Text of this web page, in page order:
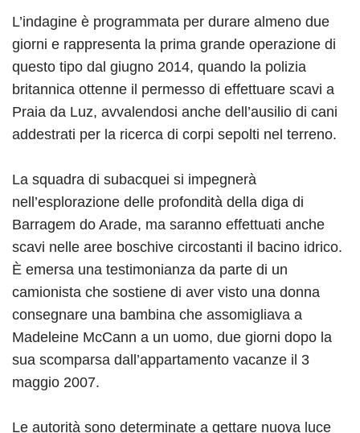
L’indagine è programmata per durare almeno due
giorni e rappresenta la prima grande operazione di
questo tipo dal giugno 2014, quando la polizia
britannica ottenne il permesso di effettuare scavi a
Praia da Luz, avvalendosi anche dell’ausilio di cani
addestrati per la ricerca di corpi sepolti nel terreno.
La squadra di subacquei si impegnerà
nell’esplorazione delle profondità della diga di
Barragem do Arade, ma saranno effettuati anche
scavi nelle aree boschive circostanti il bacino idrico.
È emersa una testimonianza da parte di un
camionista che sostiene di aver visto una donna
consegnare una bambina che assomigliava a
Madeleine McCann a un uomo, due giorni dopo la
sua scomparsa dall’appartamento vacanze il 3
maggio 2007.
Le autorità sono determinate a gettare nuova luce